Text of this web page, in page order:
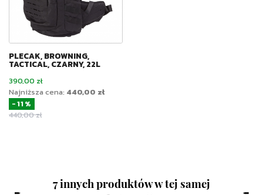
PLECAK, BROWNING,
TACTICAL, CZARNY, 22L
Cena
390,00 zł
Najniższa cena: 440,00 zł
-11%
Cena podstawowa
440,00 zł
7 innych produktów w tej samej